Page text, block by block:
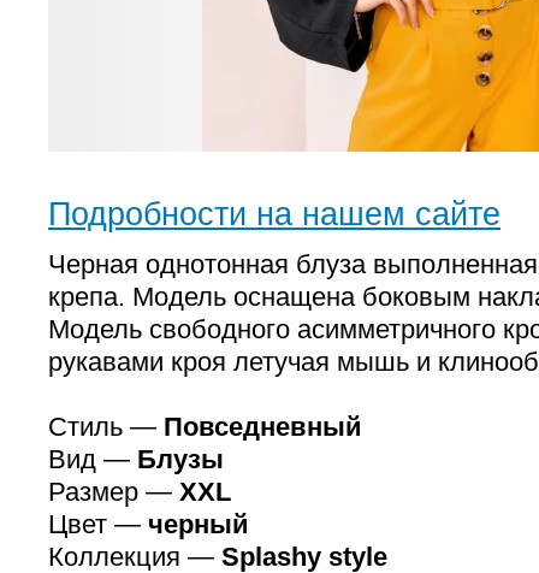
Подробности на нашем сайте
Черная однотонная блуза
крепа. Модель оснащена боковым
Модель свободного асимметричного
рукавами кроя летучая мышь и
Стиль — Повседневный
Вид — Блузы
Размер — XXL
Цвет — черный
Коллекция — Splashy style